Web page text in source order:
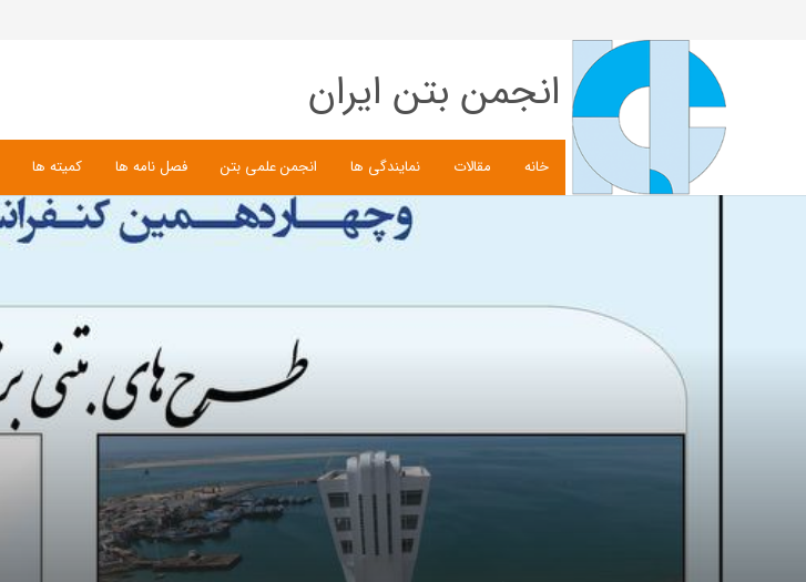
انجمن بتن ایران
خانه مقالات نمایندگی ها انجمن علمی بتن فصل نامه ها کمیته ها